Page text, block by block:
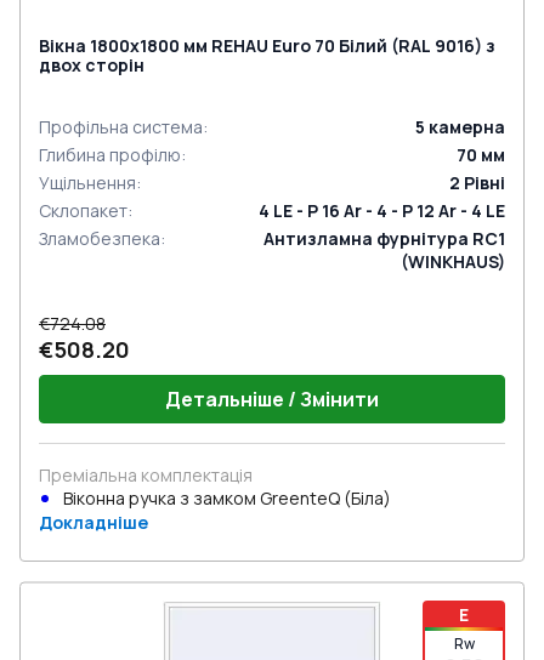
Вікна 1800x1800 мм REHAU Euro 70 Білий (RAL 9016) з
двох сторін
Профільна система: 5 камерна
Глибина профілю: 70 мм
Ущільнення: 2 Рівні
Склопакет:
4 LE - P 16 Ar - 4 - P 12 Ar - 4 LE
Зламобезпека:
Антизламна фурнітура RC1
(WINKHAUS)
€724.08
€508.20
Детальніше / Змінити
Преміальна комплектація
Віконна ручка з замком GreenteQ (Біла)
Докладніше
E
Rw